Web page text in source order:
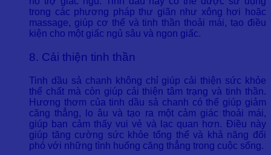
trong các phương pháp thư giãn như xông hơi hoặc
massage, giúp cơ thể và tinh thần thoải mái, tạo điều
kiện cho một giấc ngủ sâu và ngon giấc.
8. Cải thiện tinh thần
Tinh dầu sả chanh không chỉ giúp cải thiện sức khỏe
thể chất mà còn giúp cải thiện tâm trạng và tinh thần.
Hương thơm của tinh dầu sả chanh có thể giúp giảm
căng thẳng, lo âu và tạo ra một cảm giác thoải mái,
giúp bạn cảm thấy vui vẻ và lạc quan hơn. Điều này
giúp tăng cường sức khỏe tổng thể và khả năng đối
phó với những tình huống căng thẳng trong cuộc sống.